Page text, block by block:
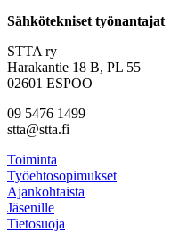
Sähkötekniset työnantajat
STTA ry
Harakantie 18 B, PL 55
02601 ESPOO
09 5476 1499
stta@stta.fi
Toiminta
Työehtosopimukset
Ajankohtaista
Jäsenille
Tietosuoja